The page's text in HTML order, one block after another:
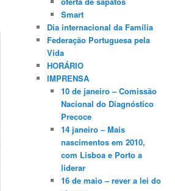
Smart
Dia internacional da Família
Federação Portuguesa pela
Vida
HORÁRIO
IMPRENSA
10 de janeiro – Comissão
Nacional do Diagnóstico
Precoce
14 janeiro – Mais
nascimentos em 2010,
com Lisboa e Porto a
liderar
16 de maio – rever a lei do